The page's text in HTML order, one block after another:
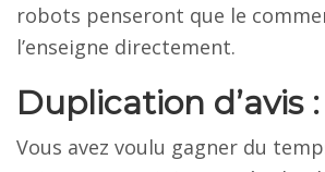
robots penseront que le
l’enseigne directement.
Duplication d’avis :
Vous avez voulu gagner du